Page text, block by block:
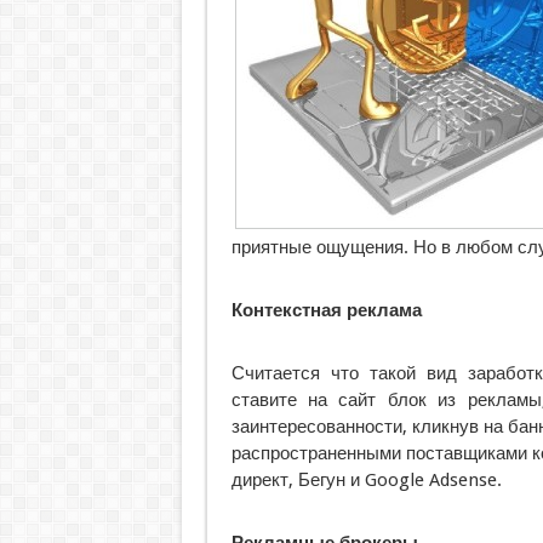
приятные ощущения. Но в любом
Контекстная реклама
Считается что такой вид
ставите на сайт блок из
заинтересованности, кликнув на
распространенными поставщиками
директ, Бегун и Google Adsense.